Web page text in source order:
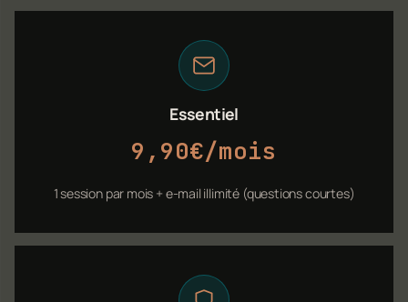
Essentiel
9,90€/mois
1 session par mois + e-mail illimité (questions courtes)